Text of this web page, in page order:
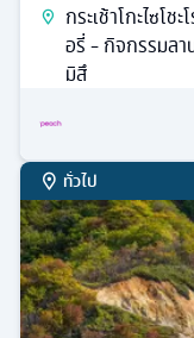
กระเช้าโกะไซโช
อรี่ - กิจกรรมลา
มิสึ
ทั่วไป